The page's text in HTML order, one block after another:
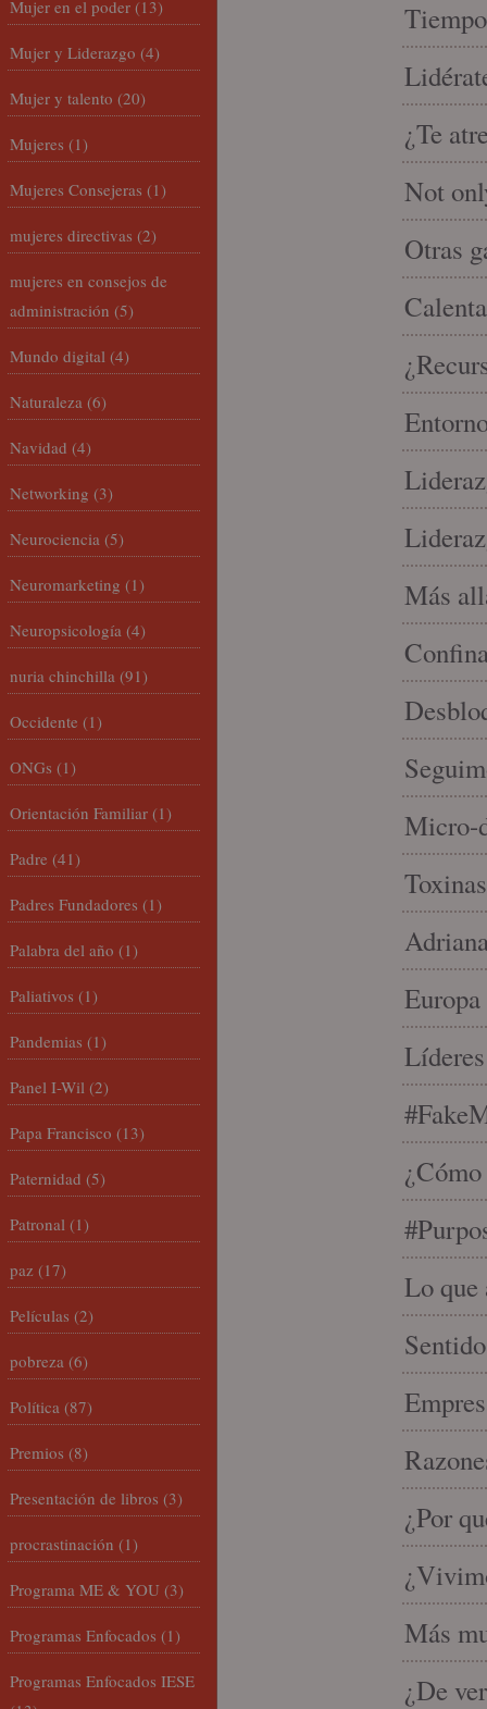
¿Te
Not
Otras
Más
Micro-
Lo que
¿Por
Más
¿De
Mujer en el poder (13)
Mujer y Liderazgo (4)
Mujer y talento (20)
Mujeres (1)
Mujeres Consejeras (1)
mujeres directivas (2)
mujeres en consejos de
administración (5)
Mundo digital (4)
Naturaleza (6)
Navidad (4)
Networking (3)
Neurociencia (5)
Neuromarketing (1)
Neuropsicología (4)
nuria chinchilla (91)
Occidente (1)
ONGs (1)
Orientación Familiar (1)
Padre (41)
Padres Fundadores (1)
Palabra del año (1)
Paliativos (1)
Pandemias (1)
Panel I-Wil (2)
Papa Francisco (13)
Paternidad (5)
Patronal (1)
paz (17)
Películas (2)
pobreza (6)
Política (87)
Premios (8)
Presentación de libros (3)
procrastinación (1)
Programa ME & YOU (3)
Programas Enfocados (1)
Programas Enfocados IESE